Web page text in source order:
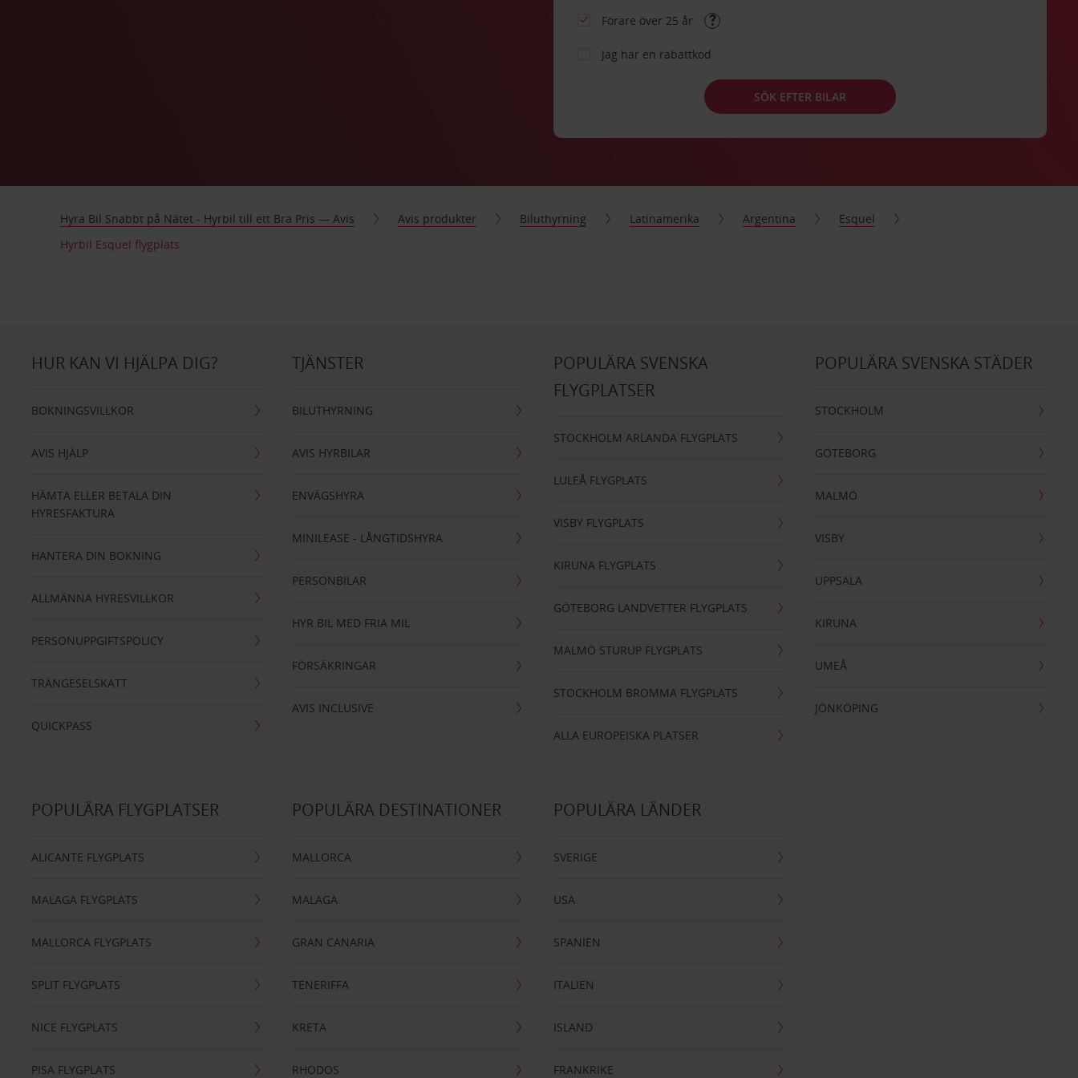
Förare över 25 år
Jag har en rabattkod
SÖK EFTER BILAR
Hyra Bil Snabbt på Nätet - Hyrbil till ett Bra Pris — Avis Avis produkter Biluthyrning Latinamerika Argentina
Esquel
Hyrbil Esquel flygplats
HUR KAN VI HJÄLPA DIG?
BOKNINGSVILLKOR
AVIS HJÄLP
HÄMTA ELLER BETALA DIN
HYRESFAKTURA
HANTERA DIN BOKNING
ALLMÄNNA HYRESVILLKOR
PERSONUPPGIFTSPOLICY
TRÄNGESELSKATT
QUICKPASS
TJÄNSTER
BILUTHYRNING
AVIS HYRBILAR
ENVÄGSHYRA
MINILEASE - LÅNGTIDSHYRA
PERSONBILAR
HYR BIL MED FRIA MIL
FÖRSÄKRINGAR
AVIS INCLUSIVE
POPULÄRA SVENSKA
FLYGPLATSER
STOCKHOLM ARLANDA FLYGPLATS
LULEÅ FLYGPLATS
VISBY FLYGPLATS
KIRUNA FLYGPLATS
GÖTEBORG LANDVETTER FLYGPLATS
MALMÖ STURUP FLYGPLATS
STOCKHOLM BROMMA FLYGPLATS
ALLA EUROPEISKA PLATSER
POPULÄRA SVENSKA STÄDER
STOCKHOLM
GÖTEBORG
MALMÖ
VISBY
UPPSALA
KIRUNA
UMEÅ
JÖNKÖPING
POPULÄRA FLYGPLATSER
ALICANTE FLYGPLATS
MALAGA FLYGPLATS
MALLORCA FLYGPLATS
SPLIT FLYGPLATS
NICE FLYGPLATS
PISA FLYGPLATS
POPULÄRA DESTINATIONER
MALLORCA
MALAGA
GRAN CANARIA
TENERIFFA
KRETA
RHODOS
POPULÄRA LÄNDER
SVERIGE
USA
SPANIEN
ITALIEN
ISLAND
FRANKRIKE